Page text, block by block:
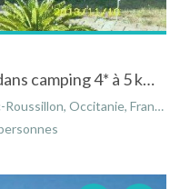
Mobi home climatisé a Lattes dans camping 4* à 5 km de la plage
Occitanie, France